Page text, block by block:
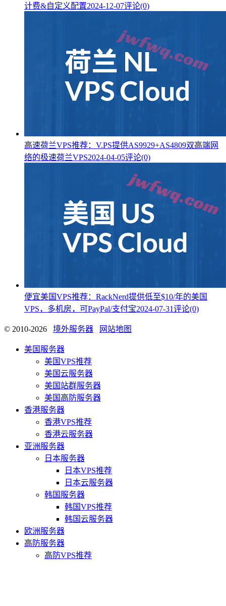
计费&自定义配置2024-12-07评论(0)
高速荷兰VPS推荐：V.PS提供AS9929+AS4809双高端网
络的极速荷兰VPS2024-04-05评论(0)
便宜美国VPS推荐：RackNerd提供低至$10/年的美国
VPS，多机房，可PayPal/支付宝2024-07-31评论(0)
© 2010-2026 境外服务器 网站地图
美国服务器
美国VPS推荐
美国云服务器
美国站群服务器
美国高防服务器
香港服务器
香港VPS推荐
香港云服务器
亚洲服务器
日本服务器
日本VPS推荐
日本云服务器
韩国服务器
韩国VPS推荐
韩国云服务器
欧洲服务器
高防服务器
高防VPS推荐